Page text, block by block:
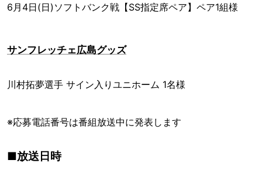
6月4日(日)ソフトバンク戦【SS指定席ペア】ペア1組様
サンフレッチェ広島グッズ
川村拓夢選手 サイン入りユニホーム 1名様
※応募電話番号は番組放送中に発表します
■放送日時